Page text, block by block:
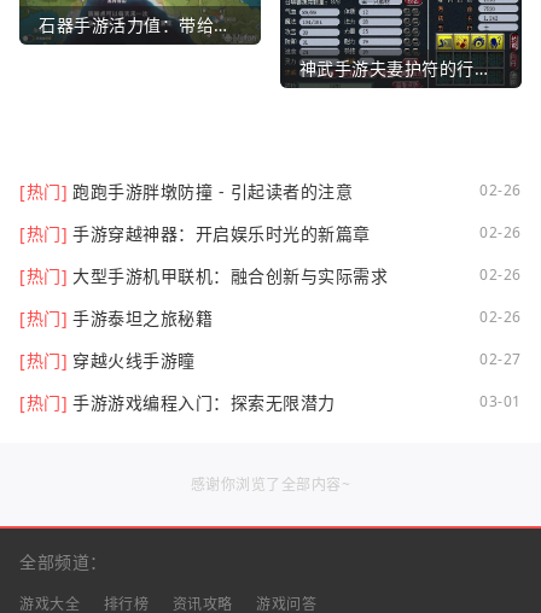
石器手游活力值：带给你全新的游戏体验
神武手游夫妻护符的行业文章
[热门] 跑跑手游胖墩防撞 - 引起读者的注意 02-26
[热门] 手游穿越神器：开启娱乐时光的新篇章 02-26
[热门] 大型手游机甲联机：融合创新与实际需求 02-26
[热门] 手游泰坦之旅秘籍 02-26
[热门] 穿越火线手游瞳 02-27
[热门] 手游游戏编程入门：探索无限潜力 03-01
感谢你浏览了全部内容~
全部频道：
游戏大全 排行榜 资讯攻略 游戏问答